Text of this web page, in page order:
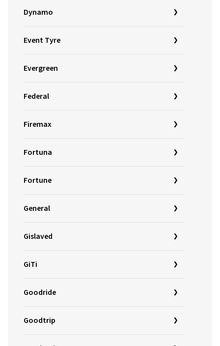
Dynamo
Event Tyre
Evergreen
Federal
Firemax
Fortuna
Fortune
General
Gislaved
GiTi
Goodride
Goodtrip